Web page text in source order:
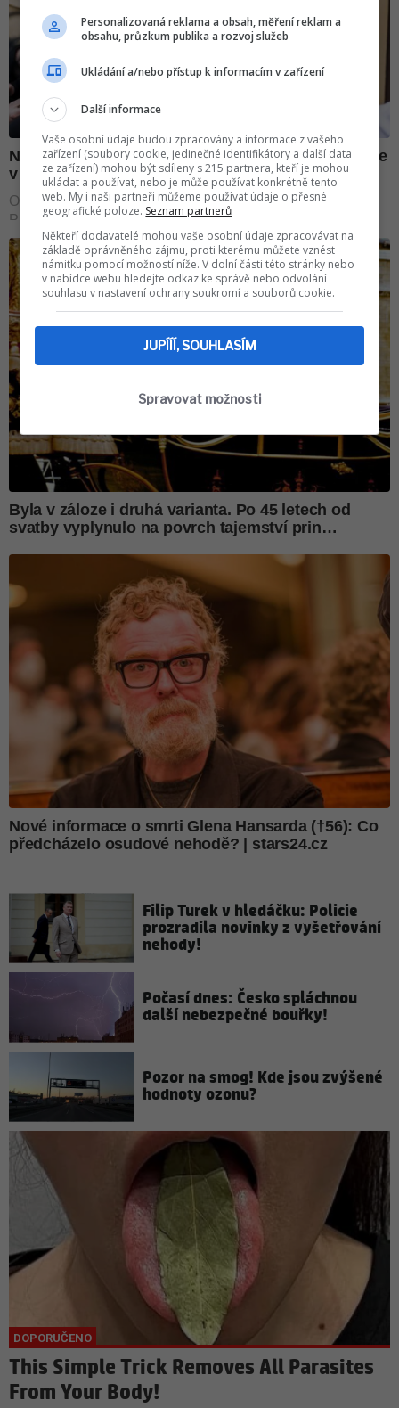
Filip Turek v hledáčku: Policie
prozradila novinky z vyšetřování
nehody!
Počasí dnes: Česko spláchnou
další nebezpečné bouřky!
Pozor na smog! Kde jsou zvýšené
hodnoty ozonu?
This Simple Trick Removes All Parasites
From Your Body!
Personalizovaná reklama a obsah, měření reklam a
obsahu, průzkum publika a rozvoj služeb
Ukládání a/nebo přístup k informacím v zařízení
Další informace
Vaše osobní údaje budou zpracovány a informace z vašeho
zařízení (soubory cookie, jedinečné identifikátory a další data
ze zařízení) mohou být sdíleny s 215 partnera, kteří je mohou
ukládat a používat, nebo je může používat konkrétně tento
web. My i naši partneři můžeme používat údaje o přesné
geografické poloze. Seznam partnerů
Někteří dodavatelé mohou vaše osobní údaje zpracovávat na
základě oprávněného zájmu, proti kterému můžete vznést
námitku pomocí možností níže. V dolní části této stránky nebo
v nabídce webu hledejte odkaz ke správě nebo odvolání
souhlasu v nastavení ochrany soukromí a souborů cookie.
JUPÍÍÍ, SOUHLASÍM
Spravovat možnosti